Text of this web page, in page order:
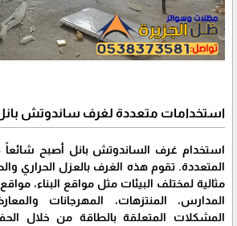
استخدامات متعددة لغرف ساندوتش
استخدام غرف الساندوتش بانل أصبح شائعاً في
المتعددة. تقوم هذه الغرف بالعزل الحراري
مثالية لمختلف البيئات مثل مواقع البناء،
المدارس، المنتزهات، المهرجانات
المشكلات المتعلقة بالطاقة من خلال